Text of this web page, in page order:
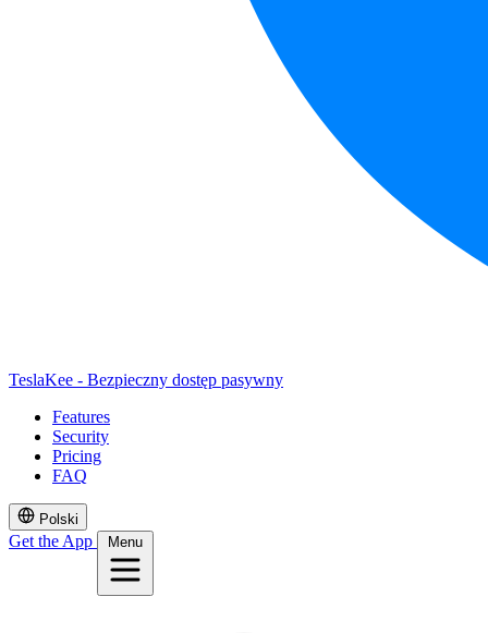
TeslaKee - Bezpieczny dostęp pasywny
Features
Security
Pricing
FAQ
Polski
Get the App Menu